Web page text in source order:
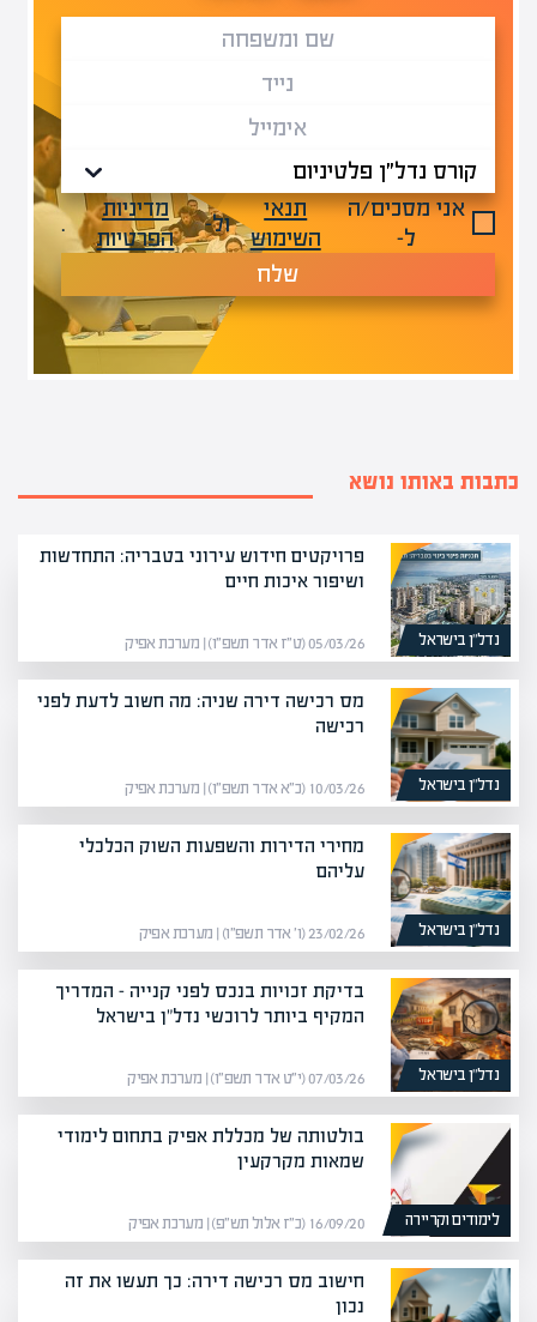
אני מסכים/ה
ל-
תנאי
השימוש
ול-
מדיניות
הפרטיות
.
שלח
כתבות באותו נושא
נדל”ן בישראל
פרויקטים חידוש עירוני בטבריה: התחדשות
ושיפור איכות חיים
05/03/26 (ט״ז אדר תשפ״ו) | מערכת אפיק
נדל”ן בישראל
מס רכישה דירה שניה: מה חשוב לדעת לפני
רכישה
10/03/26 (כ״א אדר תשפ״ו) | מערכת אפיק
נדל”ן בישראל
מחירי הדירות והשפעות השוק הכלכלי
עליהם
23/02/26 (ו׳ אדר תשפ״ו) | מערכת אפיק
נדל”ן בישראל
בדיקת זכויות בנכס לפני קנייה – המדריך
המקיף ביותר לרוכשי נדל"ן בישראל
07/03/26 (י״ט אדר תשפ״ו) | מערכת אפיק
לימודים וקריירה
בולטותה של מכללת אפיק בתחום לימודי
שמאות מקרקעין
16/09/20 (כ״ז אלול תש״פ) | מערכת אפיק
חישוב מס רכישה דירה: כך תעשו את זה
נכון